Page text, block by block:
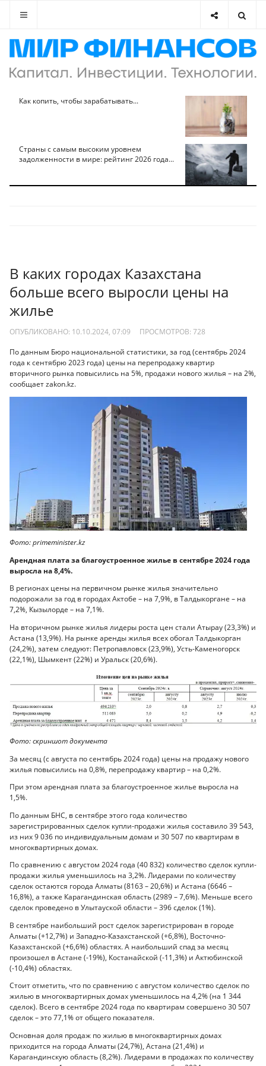
Как копить, чтобы зарабатывать...
Страны с самым высоким уровнем
задолженности в мире: рейтинг 2026 года...
В каких городах Казахстана
больше всего выросли цены на
жилье
ОПУБЛИКОВАНО: 10.10.2024, 07:09 ПРОСМОТРОВ: 728
По данным Бюро национальной статистики, за год (сентябрь 2024
года к сентябрю 2023 года) цены на перепродажу квартир
вторичного рынка повысились на 5%, продажи нового жилья – на 2%,
сообщает zakon.kz.
Фото: primeminister.kz
Арендная плата за благоустроенное жилье в сентябре 2024 года
выросла на 8,4%.
В регионах цены на первичном рынке жилья значительно
подорожали за год в городах Актобе – на 7,9%, в Талдыкоргане – на
7,2%, Кызылорде – на 7,1%.
На вторичном рынке жилья лидеры роста цен стали Атырау (23,3%) и
Астана (13,9%). На рынке аренды жилья всех обогал Талдыкорган
(24,2%), затем следуют: Петропавловск (23,9%), Усть-Каменогорск
(22,1%), Шымкент (22%) и Уральск (20,6%).
Фото: скриншот документа
За месяц (с августа по сентябрь 2024 года) цены на продажу нового
жилья повысились на 0,8%, перепродажу квартир – на 0,2%.
При этом арендная плата за благоустроенное жилье выросла на
1,5%.
По данным БНС, в сентябре этого года количество
зарегистрированных сделок купли-продажи жилья составило 39 543,
из них 9 036 по индивидуальным домам и 30 507 по квартирам в
многоквартирных домах.
По сравнению с августом 2024 года (40 832) количество сделок купли-
продажи жилья уменьшилось на 3,2%. Лидерами по количеству
сделок остаются города Алматы (8163 – 20,6%) и Астана (6646 –
16,8%), а также Карагандинская область (2989 – 7,6%). Меньше всего
сделок проведено в Улытауской области – 396 сделок (1%).
В сентябре наибольший рост сделок зарегистрирован в городе
Алматы (+12,7%) и Западно-Казахстанской (+6,8%), Восточно-
Казахстанской (+6,6%) областях. А наибольший спад за месяц
произошел в Астане (-19%), Костанайской (-11,3%) и Актюбинской
(-10,4%) областях.
Стоит отметить, что по сравнению с августом количество сделок по
жилью в многоквартирных домах уменьшилось на 4,2% (на 1 344
сделок). Всего в сентябре 2024 года по квартирам совершено 30 507
сделок – это 77,1% от общего показателя.
Основная доля продаж по жилью в многоквартирных домах
приходится на города Алматы (24,7%), Астана (21,4%) и
Карагандинскую область (8,2%). Лидерами в продажах по количеству